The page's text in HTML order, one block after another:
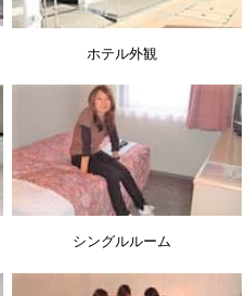
ホテル外観
シングルルーム